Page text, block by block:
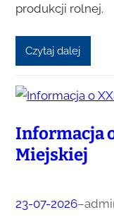
produkcji rolnej.
Czytaj dalej
Informacja
Miejskiej
23-07-2026–